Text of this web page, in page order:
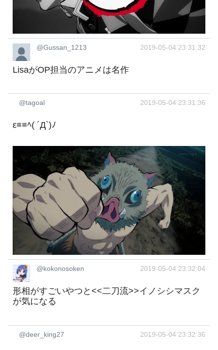
@Gussan_1213 2019-05-04 23:31:32
LisaがOP担当のアニメは名作
@tagoal 2019-05-04 23:31:36
ε≡≡ﾍ( ´Д`)ﾉ
@kokonosoken 2019-05-04 23:32:04
形相がすごいやつと<<二刀流>>イノシシマスク
が気になる
@deer_king27 2019-05-04 23:32:36